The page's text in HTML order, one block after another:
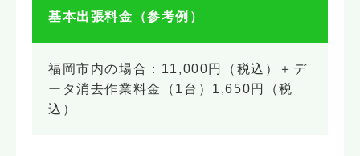
基本出張料金（参考例）
福岡市内の場合：11,000円（税込）＋デ
ータ消去作業料金（1台）1,650円（税
込）